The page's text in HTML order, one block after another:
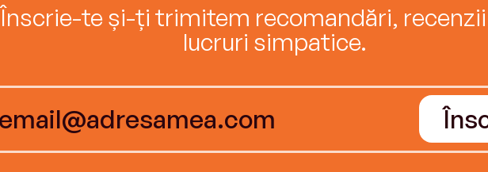
Înscrie-te și-ți trimitem recomandări,
lucruri simpatice.